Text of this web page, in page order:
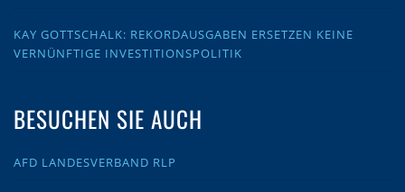
KAY GOTTSCHALK: REKORDAUSGABEN ERSETZEN KEINE
VERNÜNFTIGE INVESTITIONSPOLITIK
BESUCHEN SIE AUCH
AFD LANDESVERBAND RLP